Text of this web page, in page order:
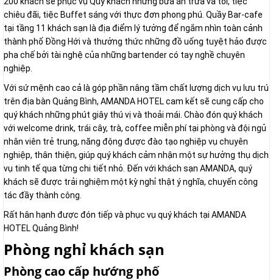
chiêu đãi, tiệc Buffet sáng với thực đơn phong phú. Quầy Bar-cafe
tại tầng 11 khách sạn là địa điểm lý tưởng để ngắm nhìn toàn cảnh
thành phố Đồng Hới và thưởng thức những đồ uống tuyệt hảo được
pha chế bởi tài nghệ của những bartender có tay nghề chuyên
nghiệp.
Với sứ mệnh cao cả là góp phần nâng tầm chất lượng dịch vụ lưu trú
trên địa bàn Quảng Bình, AMANDA HOTEL cam kết sẽ cung cấp cho
quý khách những phút giây thú vị và thoải mái. Chào đón quý khách
với welcome drink, trái cây, trà, coffee miễn phí tại phòng và đội ngủ
nhân viên trẻ trung, năng động được đào tạo nghiệp vụ chuyên
nghiệp, thân thiện, giúp quý khách cảm nhận một sự hưởng thụ dịch
vụ tinh tế qua từng chi tiết nhỏ. Đến với khách sạn AMANDA, quý
khách sẽ được trải nghiệm một kỳ nghỉ thật ý nghĩa, chuyến công
tác đầy thành công.
Rất hân hạnh được đón tiếp và phục vụ quý khách tại AMANDA
HOTEL Quảng Bình!
Phòng nghỉ khách sạn
Phòng cao cấp hướng phố